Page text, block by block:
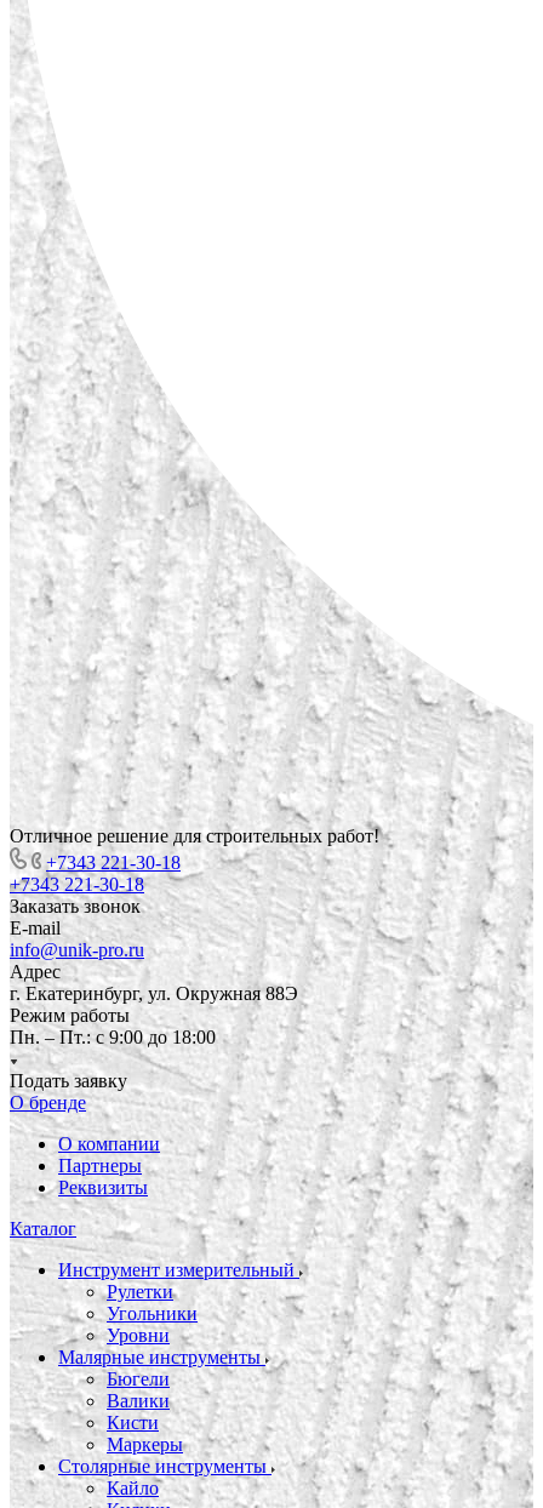
Отличное решение для строительных работ!
+7343 221-30-18
+7343 221-30-18
Заказать звонок
E-mail
info@unik-pro.ru
Адрес
г. Екатеринбург, ул. Окружная 88Э
Режим работы
Пн. – Пт.: с 9:00 до 18:00
Подать заявку
О бренде
О компании
Партнеры
Реквизиты
Каталог
Инструмент измерительный
Рулетки
Угольники
Уровни
Малярные инструменты
Бюгели
Валики
Кисти
Маркеры
Столярные инструменты
Кайло